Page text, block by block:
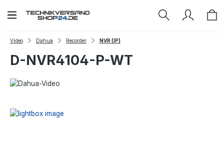
Zum Hauptinhalt springen
Video Dahua Recorder NVR (IP)
D-NVR4104-P-WT